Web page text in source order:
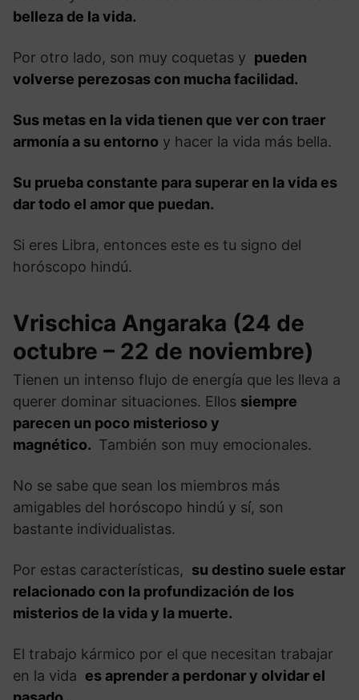
belleza de la vida.
Por otro lado, son muy coquetas y pueden
volverse perezosas con mucha facilidad.
Sus metas en la vida tienen que ver con traer
armonía a su entorno y hacer la vida más bella.
Su prueba constante para superar en la vida es
dar todo el amor que puedan.
Si eres Libra, entonces este es tu signo del
horóscopo hindú.
Vrischica Angaraka (24 de
octubre – 22 de noviembre)
Tienen un intenso flujo de energía que les lleva a
querer dominar situaciones. Ellos siempre
parecen un poco misterioso y
magnético. También son muy emocionales.
No se sabe que sean los miembros más
amigables del horóscopo hindú y sí, son
bastante individualistas.
Por estas características, su destino suele estar
relacionado con la profundización de los
misterios de la vida y la muerte.
El trabajo kármico por el que necesitan trabajar
en la vida es aprender a perdonar y olvidar el